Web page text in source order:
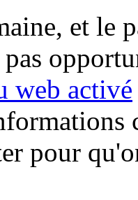
et le
web activé
pour